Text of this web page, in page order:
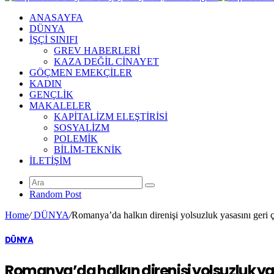
ANASAYFA
DÜNYA
İŞÇİ SINIFI
GREV HABERLERİ
KAZA DEĞİL CİNAYET
GÖÇMEN EMEKÇİLER
KADIN
GENÇLİK
MAKALELER
KAPİTALİZM ELEŞTİRİSİ
SOSYALİZM
POLEMİK
BİLİM-TEKNİK
ILETIŞIM
Random Post
Home/DÜNYA/Romanya’da halkın direnişi yolsuzluk yasasını geri
DÜNYA